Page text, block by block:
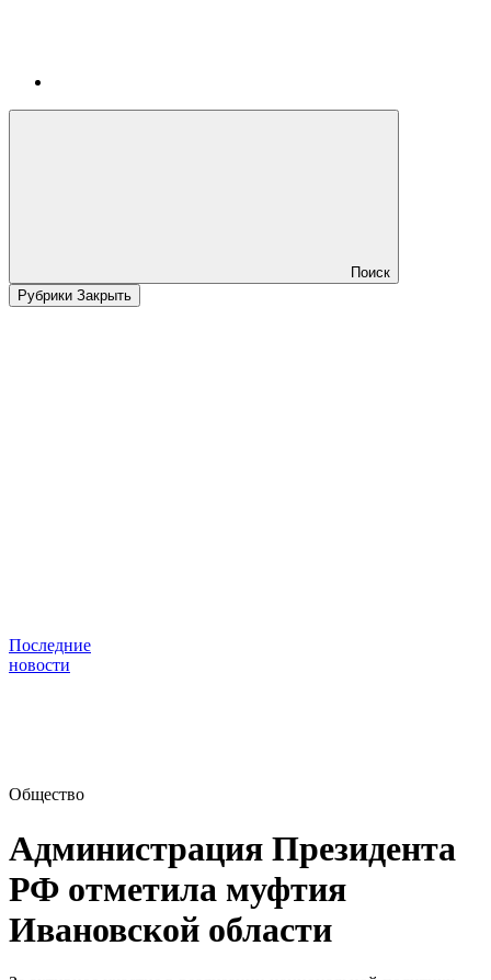
Поиск
Рубрики Закрыть
Последние
новости
Общество
Администрация Президента
РФ отметила муфтия
Ивановской области